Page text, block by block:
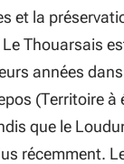
et la
Thouarsais
années
(Territoire à
que le
récemment.